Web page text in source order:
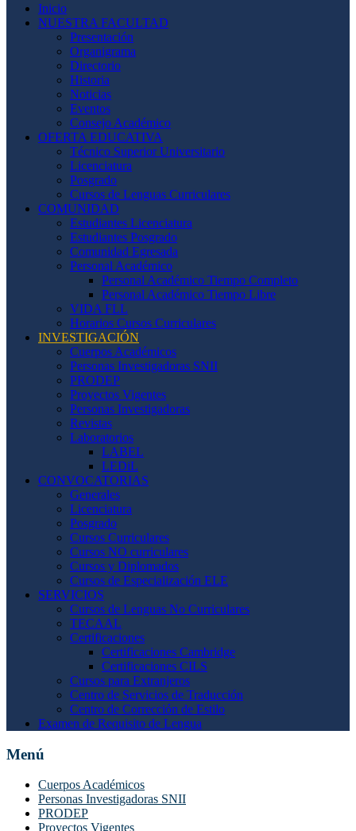
Inicio
NUESTRA FACULTAD
Presentación
Organigrama
Directorio
Historia
Noticias
Eventos
Consejo Académico
OFERTA EDUCATIVA
Técnico Superior Universitario
Licenciatura
Posgrado
Cursos de Lenguas Curriculares
COMUNIDAD
Estudiantes Licenciatura
Estudiantes Posgrado
Comunidad Egresada
Personal Académico
Personal Académico Tiempo Completo
Personal Académico Tiempo Libre
VIDA FLL
Horarios Cursos Curriculares
INVESTIGACIÓN
Cuerpos Académicos
Personas Investigadoras SNII
PRODEP
Proyectos Vigentes
Personas Investigadoras
Revistas
Laboratorios
LABEL
LEDiL
CONVOCATORIAS
Generales
Licenciatura
Posgrado
Cursos Curriculares
Cursos NO curriculares
Cursos y Diplomados
Cursos de Especialización ELE
SERVICIOS
Cursos de Lenguas No Curriculares
TECAAL
Certificaciones
Certificaciones Cambridge
Certificaciones CILS
Cursos para Extranjeros
Centro de Servicios de Traducción
Centro de Corrección de Estilo
Examen de Requisito de Lengua
Menú
Cuerpos Académicos
Personas Investigadoras SNII
PRODEP
Proyectos Vigentes